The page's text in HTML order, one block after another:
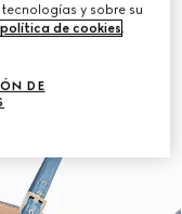
y sobre su
política de cookies.
DE